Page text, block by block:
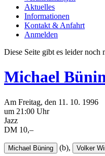
Aktuelles
Informationen
Kontakt & Anfahrt
Anmelden
Diese Seite gibt es leider noch
Michael
Am Freitag, den 11. 10. 1996
um 21:00 Uhr
Jazz
DM 10,–
Michael Büning (b), Volker